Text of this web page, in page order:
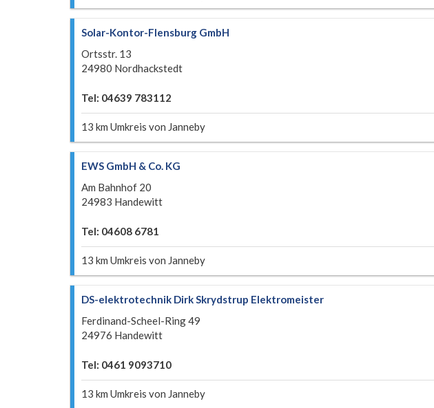
Solar-Kontor-Flensburg GmbH
Ortsstr. 13
24980 Nordhackstedt
Tel: 04639 783112
13 km Umkreis von Janneby
EWS GmbH & Co. KG
Am Bahnhof 20
24983 Handewitt
Tel: 04608 6781
13 km Umkreis von Janneby
DS-elektrotechnik Dirk Skrydstrup Elektromeister
Ferdinand-Scheel-Ring 49
24976 Handewitt
Tel: 0461 9093710
13 km Umkreis von Janneby